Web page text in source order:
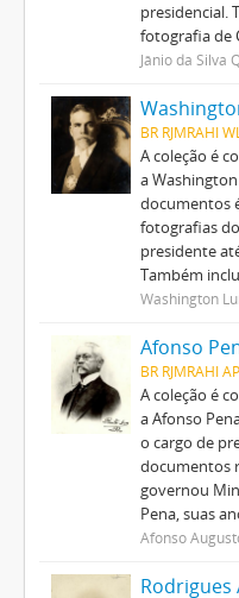
presidencial.
fotografia de
Jânio da Silva
BR RJMRAHI WL
A coleção é
a
documentos
fotografias
presidente
Também
Washington
Afonso
BR RJMRAHI AP
A coleção é
a Afonso
o cargo de
documentos
governou
Pena, suas
Afonso
Rodrigues